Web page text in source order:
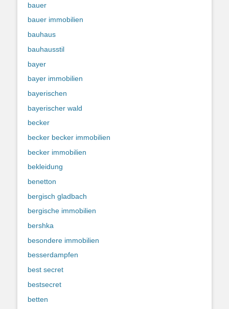
bauer
bauer immobilien
bauhaus
bauhausstil
bayer
bayer immobilien
bayerischen
bayerischer wald
becker
becker becker immobilien
becker immobilien
bekleidung
benetton
bergisch gladbach
bergische immobilien
bershka
besondere immobilien
besserdampfen
best secret
bestsecret
betten